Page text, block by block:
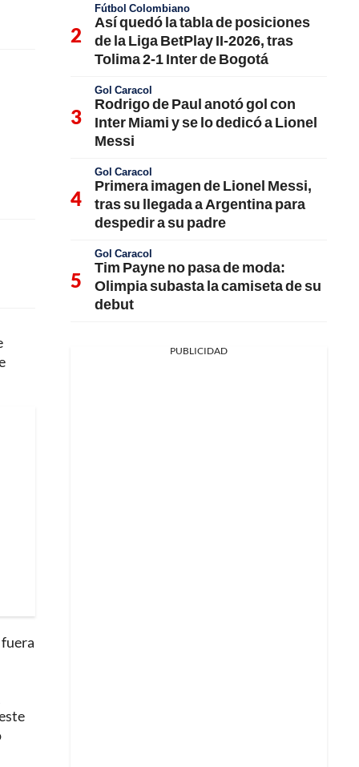
Fútbol Colombiano
Así quedó la tabla de posiciones
de la Liga BetPlay II-2026, tras
Tolima 2-1 Inter de Bogotá
Gol Caracol
Rodrigo de Paul anotó gol con
Inter Miami y se lo dedicó a Lionel
Messi
Gol Caracol
Primera imagen de Lionel Messi,
tras su llegada a Argentina para
despedir a su padre
Gol Caracol
Tim Payne no pasa de moda:
Olimpia subasta la camiseta de su
debut
PUBLICIDAD